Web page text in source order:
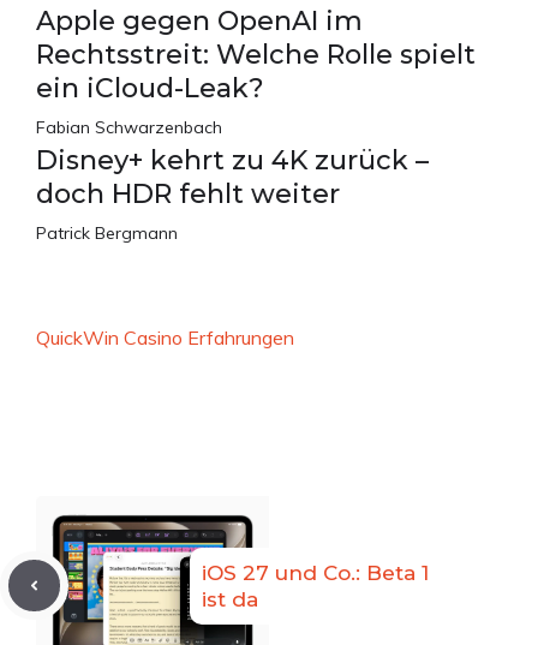
Apple gegen OpenAI im
Rechtsstreit: Welche Rolle spielt
ein iCloud-Leak?
Fabian Schwarzenbach
Disney+ kehrt zu 4K zurück –
doch HDR fehlt weiter
Patrick Bergmann
QuickWin Casino Erfahrungen
iOS 27 und Co.: Beta 1
ist da